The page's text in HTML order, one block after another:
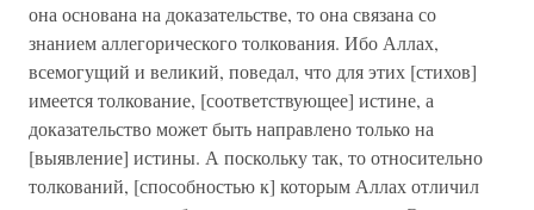
она основана на доказательстве, то она связана со
знанием аллегорического толкования. Ибо Аллах,
всемогущий и великий, поведал, что для этих [стихов]
имеется толкование, [соответствующее] истине, а
доказательство может быть направлено только на
[выявление] истины. А поскольку так, то относительно
толкований, [способностью к] которым Аллах отличил